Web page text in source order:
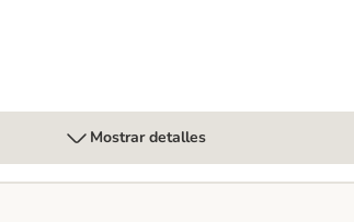
Mostrar detalles